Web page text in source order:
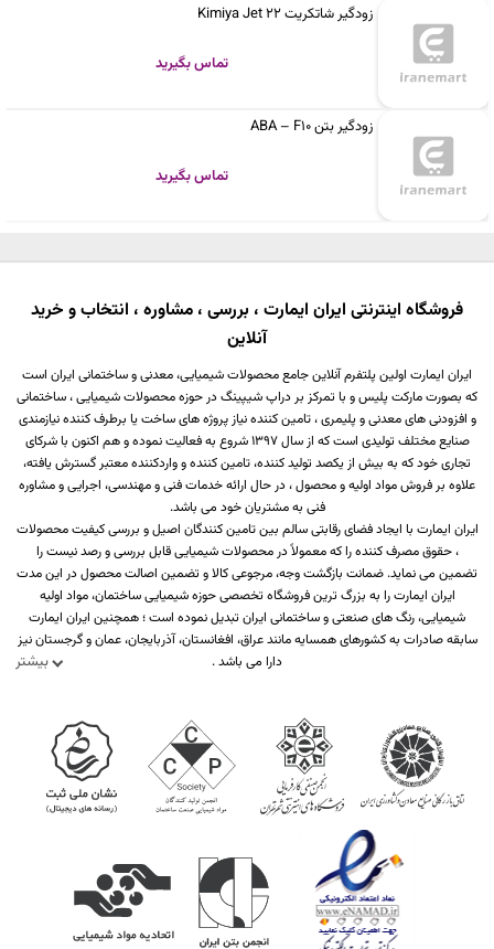
زودگیر شاتکریت Kimiya Jet 22
تماس بگیرید
زودگیر بتن ABA – F10
تماس بگیرید
فروشگاه اینترنتی ایران ایمارت ، بررسی ، مشاوره ، انتخاب و خرید
آنلاین
بیشتر
ایران ایمارت اولین پلتفرم آنلاین جامع محصولات شیمیایی، معدنی و ساختمانی ایران است
که بصورت مارکت پلیس و با تمرکز بر دراپ شیپینگ در حوزه محصولات شیمیایی ، ساختمانی
و افزودنی های معدنی و پلیمری ، تامین کننده نیاز پروژه های ساخت یا برطرف کننده نیازمندی
صنایع مختلف تولیدی است که از سال 1397 شروع به فعالیت نموده و هم اکنون با شرکای
تجاری خود که به بیش از یکصد تولید کننده، تامین کننده و واردکننده معتبر گسترش یافته،
علاوه بر فروش مواد اولیه و محصول ، در حال ارائه خدمات فنی و مهندسی، اجرایی و مشاوره
فنی به مشتریان خود می باشد.
ایران ایمارت با ایجاد فضای رقابتی سالم بین تامین کنندگان اصیل و بررسی کیفیت محصولات
، حقوق مصرف کننده را که معمولاً در محصولات شیمیایی قابل بررسی و رصد نیست را
تضمین می نماید. ضمانت بازگشت وجه، مرجوعی کالا و تضمین اصالت محصول در این مدت
ایران ایمارت را به بزرگ ترین فروشگاه تخصصی حوزه شیمیایی ساختمان، مواد اولیه
شیمیایی، رنگ های صنعتی و ساختمانی ایران تبدیل نموده است ؛ همچنین ایران ایمارت
سابقه صادرات به کشورهای همسایه مانند عراق، افغانستان، آذربایجان، عمان و گرجستان نیز
دارا می باشد .